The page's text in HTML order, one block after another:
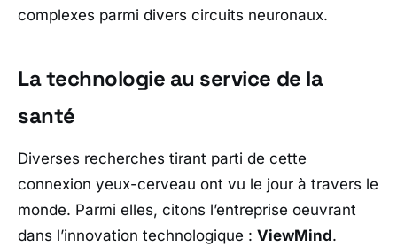
complexes parmi divers circuits neuronaux.
La technologie au service de la
santé
Diverses recherches tirant parti de cette
connexion yeux-cerveau ont vu le jour à travers le
monde. Parmi elles, citons l’entreprise oeuvrant
dans l’innovation technologique : ViewMind.